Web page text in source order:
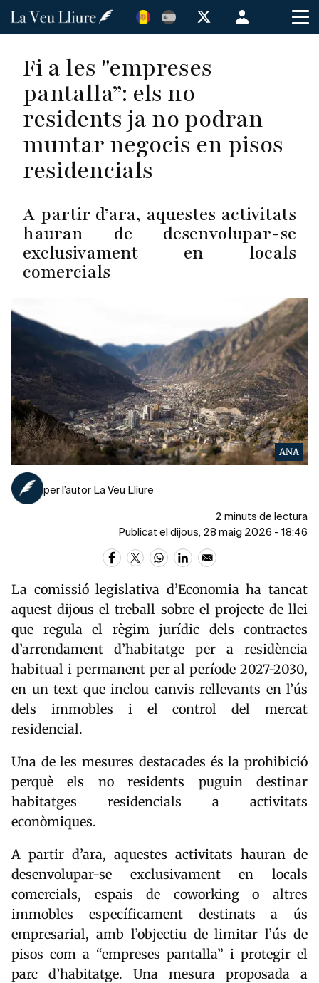
Vés
Menú
de
Fi a les "empreses
pantalla”: els no
residents ja no podran
muntar negocis en pisos
residencials
A partir d’ara, aquestes activitats
hauran de desenvolupar-se
exclusivament en locals
comercials
ANA
per l’autor La Veu Lliure
2 minuts de lectura
Publicat el dijous, 28 maig 2026 - 18:46
La comissió legislativa d’Economia ha tancat
aquest dijous el treball sobre el projecte de llei
que regula el règim jurídic dels contractes
d’arrendament d’habitatge per a residència
habitual i permanent per al període 2027-2030,
en un text que inclou canvis rellevants en l’ús
dels immobles i el control del mercat
residencial.
Una de les mesures destacades és la prohibició
perquè els no residents puguin destinar
habitatges residencials a activitats
econòmiques.
A partir d’ara, aquestes activitats hauran de
desenvolupar-se exclusivament en locals
comercials, espais de coworking o altres
immobles específicament destinats a ús
empresarial, amb l’objectiu de limitar l’ús de
pisos com a “empreses pantalla” i protegir el
parc d’habitatge. Una mesura proposada a